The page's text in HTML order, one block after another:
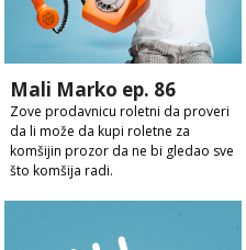
Mali Marko ep. 86
Zove prodavnicu roletni da proveri
da li može da kupi roletne za
komšijin prozor da ne bi gledao sve
što komšija radi.